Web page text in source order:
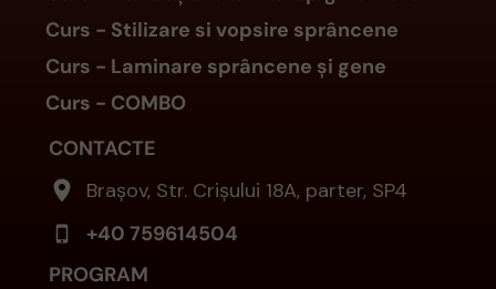
Curs - Stilizare si vopsire sprâncene
Curs - Laminare sprâncene și gene
Curs - COMBO
CONTACTE
Brașov, Str. Crișului 18A, parter, SP4
+40 759614504
PROGRAM